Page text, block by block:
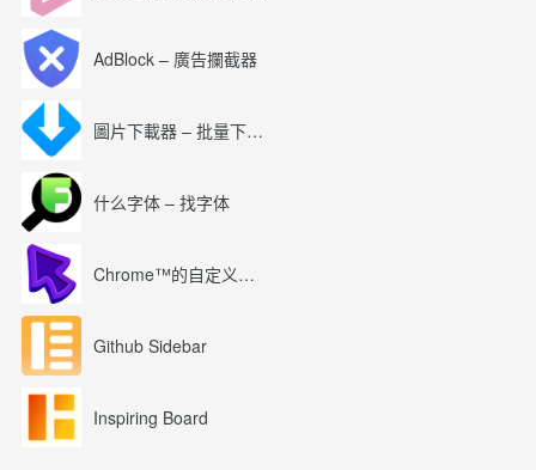
AdBlock – 廣告攔截器
圖片下載器 – 批量下載圖片
什么字体 – 找字体
Chrome™的自定义光标
Github Sidebar
Inspiring Board